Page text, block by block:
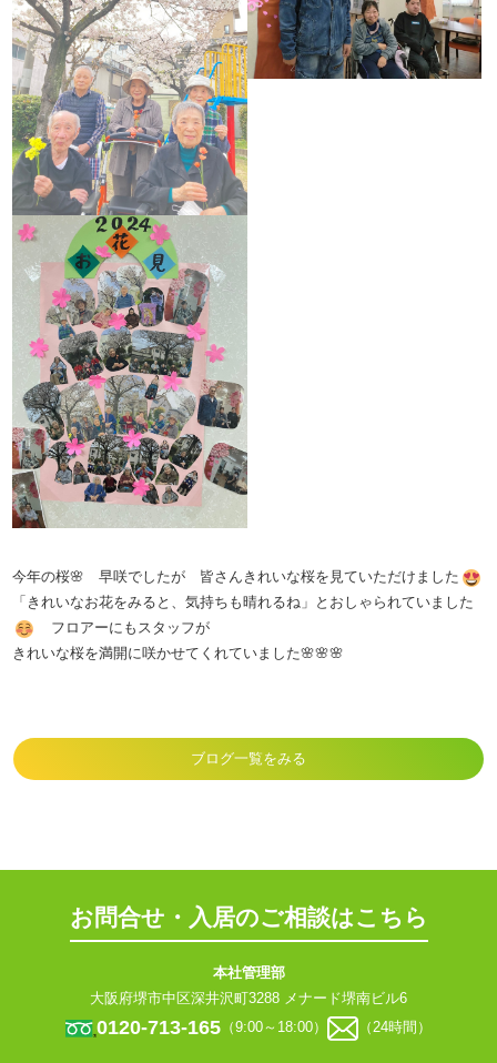
今年の桜🌸 早咲でしたが 皆さんきれいな桜を見ていただけました
「きれいなお花をみると、気持ちも晴れるね」とおしゃられていました
フロアーにもスタッフが
きれいな桜を満開に咲かせてくれていました🌸🌸🌸
ブログ一覧をみる
お問合せ・入居のご相談はこちら
本社管理部
大阪府堺市中区深井沢町3288 メナード堺南ビル6
0120-713-165 （9:00～18:00） （24時間）